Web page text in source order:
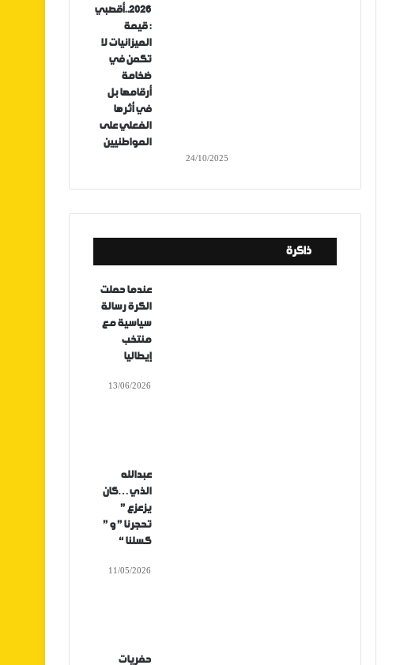
2026..أقصبي
: قيمة
الميزانيات لا
تكمن في
ضخامة
أرقامها بل
في أثرها
الفعلي على
المواطنيين
24/10/2025
ذاكرة
عندما حملت
الكرة رسالة
سياسية مع
منتخب
إيطاليا
13/06/2026
عبدالله
الذي…كان
يزعزع ”
تحجرنا ” و ”
كسلنا “
11/05/2026
حفريات